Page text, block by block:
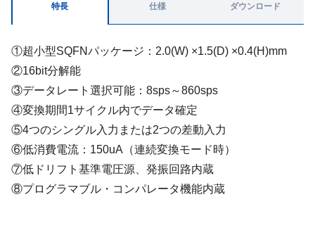
特長
①超小型SQFNパッケージ：2.0(W) ×1.5(D) ×0.4(H)mm
②16bit分解能
③データレート選択可能：8sps～860sps
④変換期間1サイクル内でデータ確定
⑤4つのシングル入力または2つの差動入力
⑥低消費電流：150uA（連続変換モード時）
⑦低ドリフト基準電圧源、発振回路内蔵
⑧プログラマブル・コンパレータ機能内蔵
仕様 ダウンロード